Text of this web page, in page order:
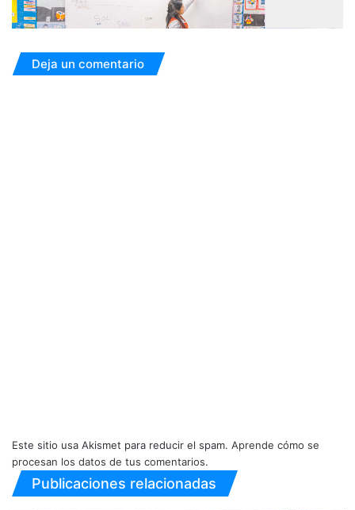
Deja un comentario
Este sitio usa Akismet para reducir el spam. Aprende cómo se
procesan los datos de tus comentarios.
Publicaciones relacionadas